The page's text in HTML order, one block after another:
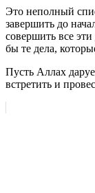
Это неполный
завершить до
совершить все
бы те дела,
Пусть Аллах
встретить и